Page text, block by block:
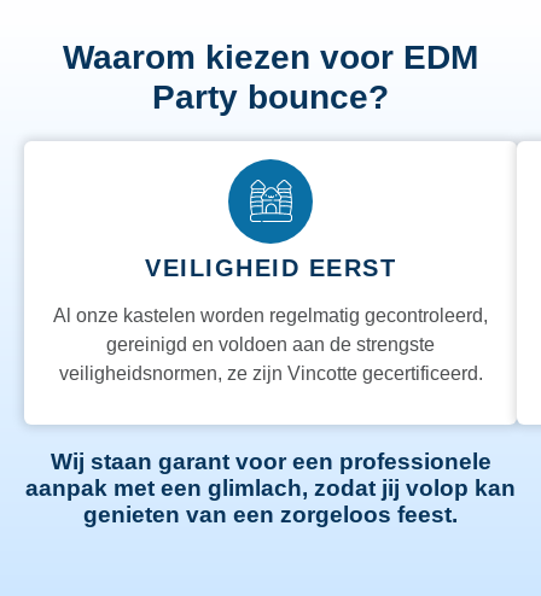
Waarom kiezen voor EDM
Party bounce?
VEILIGHEID EERST
Al onze kastelen worden regelmatig gecontroleerd,
gereinigd en voldoen aan de strengste
veiligheidsnormen, ze zijn Vincotte gecertificeerd.
Wij staan garant voor een professionele
aanpak met een glimlach, zodat jij volop kan
genieten van een zorgeloos feest.